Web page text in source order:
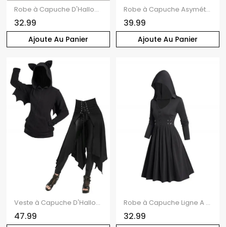
Ajoute Au Panier
Robe à Capuche D'Halloween Linge A Citrouille et Main Imprimés à Cordon
32.99
Ajoute Au Panier
Robe à Capuche Asymétrique Gothique Ceinturée en Blocs de Couleurs à Manches Longues à Lacets
39.99
Veste à Capuche D'Halloween Costume Irrégulier Chat à Manches Chauve-souris en Laine
47.99
Robe à Capuche Ligne A Décontractée Gothique en Couleur Unie à Manches Longues
32.99